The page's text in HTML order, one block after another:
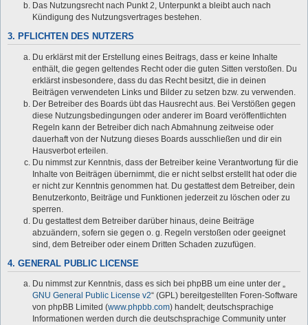
Das Nutzungsrecht nach Punkt 2, Unterpunkt a bleibt auch nach
Kündigung des Nutzungsvertrages bestehen.
3. PFLICHTEN DES NUTZERS
Du erklärst mit der Erstellung eines Beitrags, dass er keine Inhalte
enthält, die gegen geltendes Recht oder die guten Sitten verstoßen. Du
erklärst insbesondere, dass du das Recht besitzt, die in deinen
Beiträgen verwendeten Links und Bilder zu setzen bzw. zu verwenden.
Der Betreiber des Boards übt das Hausrecht aus. Bei Verstößen gegen
diese Nutzungsbedingungen oder anderer im Board veröffentlichten
Regeln kann der Betreiber dich nach Abmahnung zeitweise oder
dauerhaft von der Nutzung dieses Boards ausschließen und dir ein
Hausverbot erteilen.
Du nimmst zur Kenntnis, dass der Betreiber keine Verantwortung für die
Inhalte von Beiträgen übernimmt, die er nicht selbst erstellt hat oder die
er nicht zur Kenntnis genommen hat. Du gestattest dem Betreiber, dein
Benutzerkonto, Beiträge und Funktionen jederzeit zu löschen oder zu
sperren.
Du gestattest dem Betreiber darüber hinaus, deine Beiträge
abzuändern, sofern sie gegen o. g. Regeln verstoßen oder geeignet
sind, dem Betreiber oder einem Dritten Schaden zuzufügen.
4. GENERAL PUBLIC LICENSE
Du nimmst zur Kenntnis, dass es sich bei phpBB um eine unter der „
GNU General Public License v2“ (GPL) bereitgestellten Foren-Software
von phpBB Limited (www.phpbb.com) handelt; deutschsprachige
Informationen werden durch die deutschsprachige Community unter